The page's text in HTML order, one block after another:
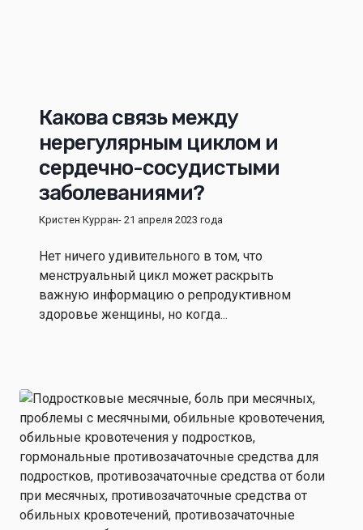
Какова связь между
нерегулярным циклом и
сердечно-сосудистыми
заболеваниями?
Кристен Курран- 21 апреля 2023 года
Нет ничего удивительного в том, что
менструальный цикл может раскрыть
важную информацию о репродуктивном
здоровье женщины, но когда...